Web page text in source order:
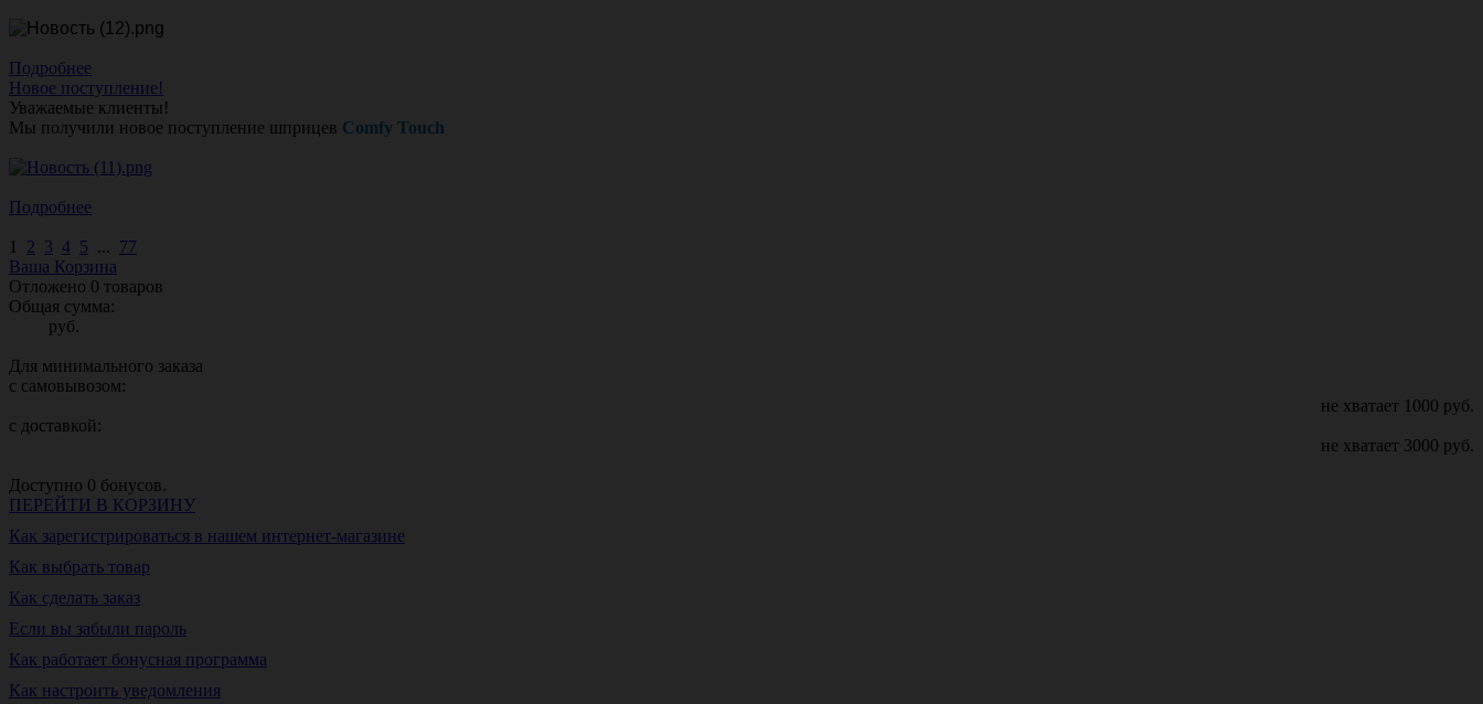
Подробнее
Новое поступление!
Уважаемые клиенты!
Мы получили новое поступление шприцев Comfy Touch
Подробнее
1 2 3 4 5 ... 77
Ваша Корзина
Отложено 0 товаров
Общая сумма:
руб.
Для минимального заказа
с самовывозом:
не хватает 1000 руб.
с доставкой:
не хватает 3000 руб.
Доступно 0 бонусов.
ПЕРЕЙТИ В КОРЗИНУ
Как зарегистрироваться в нашем интернет-магазине
Как выбрать товар
Как сделать заказ
Если вы забыли пароль
Как работает бонусная программа
Как настроить уведомления